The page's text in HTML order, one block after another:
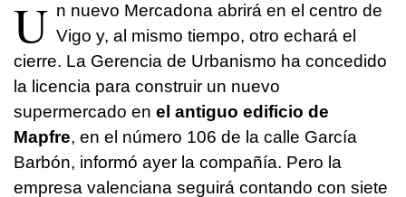
U n nuevo Mercadona abrirá en el centro de
Vigo y, al mismo tiempo, otro echará el
cierre. La Gerencia de Urbanismo ha concedido
la licencia para construir un nuevo
supermercado en el antiguo edificio de
Mapfre, en el número 106 de la calle García
Barbón, informó ayer la compañía. Pero la
empresa valenciana seguirá contando con siete